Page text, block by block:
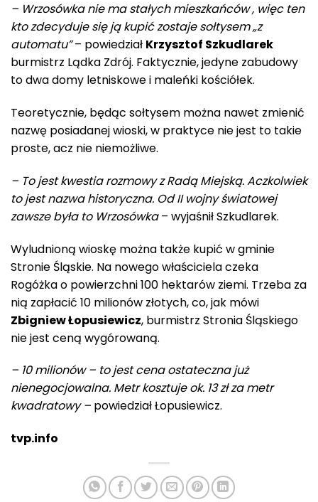
– Wrzosówka nie ma stałych mieszkańców , więc ten
kto zdecyduje się ją kupić zostaje sołtysem „z
automatu”– powiedział Krzysztof Szkudlarek
burmistrz Lądka Zdrój. Faktycznie, jedyne zabudowy
to dwa domy letniskowe i maleńki kościółek.
Teoretycznie, będąc sołtysem można nawet zmienić
nazwę posiadanej wioski, w praktyce nie jest to takie
proste, acz nie niemożliwe.
– To jest kwestia rozmowy z Radą Miejską. Aczkolwiek
to jest nazwa historyczna. Od II wojny światowej
zawsze była to Wrzosówka– wyjaśnił Szkudlarek.
Wyludnioną wioskę można także kupić w gminie
Stronie Śląskie. Na nowego właściciela czeka
Rogóżka o powierzchni 100 hektarów ziemi. Trzeba za
nią zapłacić 10 milionów złotych, co, jak mówi
Zbigniew Łopusiewicz, burmistrz Stronia Śląskiego
nie jest ceną wygórowaną.
– 10 milionów – to jest cena ostateczna już
nienegocjowalna. Metr kosztuje ok. 13 zł za metr
kwadratowy – powiedział Łopusiewicz.
tvp.info